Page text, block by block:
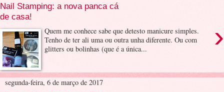
Nail Stamping: a nova panca cá
de casa!
›
Quem me conhece sabe que detesto manicure simples.
Tenho de ter ali uma ou outra unha diferente. Ou com
glitters ou bolinhas (que é a única...
segunda-feira, 6 de março de 2017